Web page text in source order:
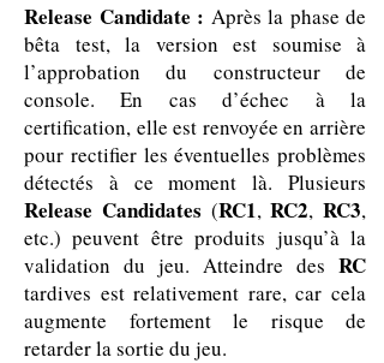
Release Candidate : Après la phase de
bêta test, la version est soumise à
l’approbation du constructeur de
console. En cas d’échec à la
certification, elle est renvoyée en arrière
pour rectifier les éventuelles problèmes
détectés à ce moment là. Plusieurs
Release Candidates (RC1,RC2, RC3,
etc.) peuvent être produits jusqu’à la
validation du jeu. Atteindre des RC
tardives est relativement rare, car cela
augmente fortement le risque de
retarder la sortie du jeu.